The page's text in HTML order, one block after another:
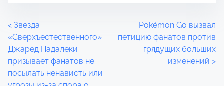
P
o
s
< Звезда
«Сверхъестественного»
Джаред Падалеки
призывает фанатов не
посылать ненависть или
Pokémon Go вызвал
петицию фанатов против
грядущих больших
изменений >